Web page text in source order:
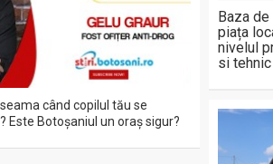
când copilul tău se
Este Botoșaniul un oraș sigur?
Baza
piața
nivelul
si tehnic